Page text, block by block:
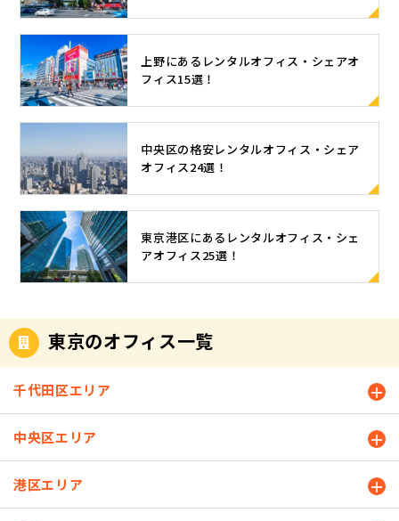
上野にあるレンタルオフィス・シェアオ
フィス15選！
中央区の格安レンタルオフィス・シェア
オフィス24選！
東京港区にあるレンタルオフィス・シェ
アオフィス25選！
東京のオフィス一覧
千代田区エリア
中央区エリア
港区エリア